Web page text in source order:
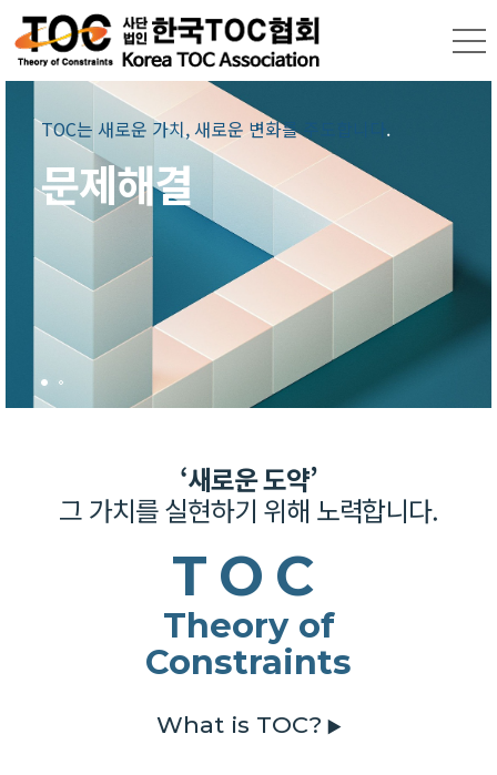
‘새로운 도약’
그 가치를 실현하기 위해 노력합니다.
TOC
Theory of
Constraints
What is TOC? ▶
TOC는 새로운 가치, 새로운 변화를 주도합니다 .
문제해결
TOC는 새로운 가치,새로운 변화를 주도합니다.
TOC로 가치있는 목표와
기업 철학을 만들어
나갑니다.